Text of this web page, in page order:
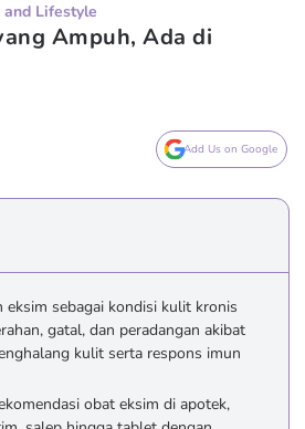
Lifestyle
Ampuh, Ada di
Add Us on Google
eksim sebagai kondisi kulit kronis
gatal, dan peradangan akibat
kulit serta respons imun
obat eksim di apotek,